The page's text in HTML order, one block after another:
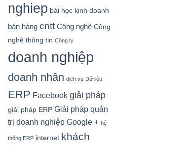
nghiep bài học kinh doanh
bán hàng cntt Công nghệ Công
nghệ thông tin Công ty
doanh nghiệp
doanh nhân dịch vụ Dữ liệu
ERP Facebook giải pháp
giải pháp ERP Giải pháp quản
trị doanh nghiệp Google + hệ
thống ERP internet khách